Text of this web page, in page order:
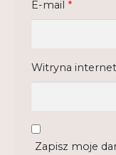
E-mail *
Witryna
Zapisz moje